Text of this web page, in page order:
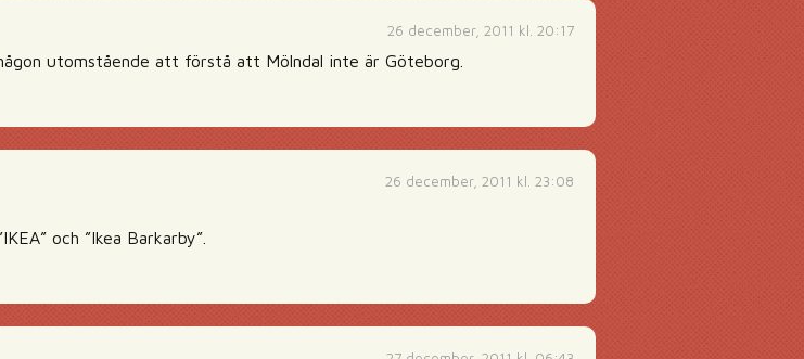
26 december, 2011 kl. 20:17
utomstående att förstå att Mölndal inte är Göteborg.
26 december, 2011 kl. 23:08
och ”Ikea Barkarby”.